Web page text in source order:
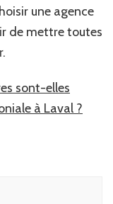
une agence
de mettre toutes
sont-elles
à Laval ?